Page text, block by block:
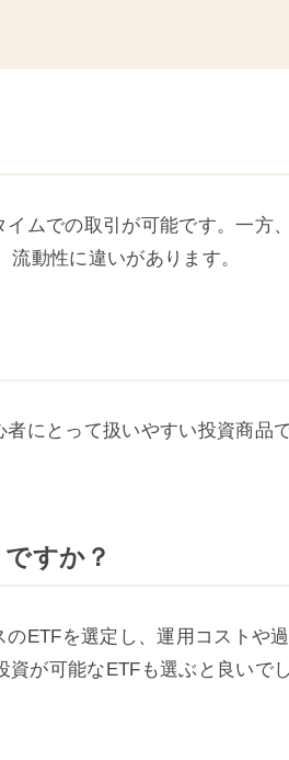
ムでの取引が可能です。一方
動性に違いがあります。
にとって扱いやすい投資商品
すか？
ETFを選定し、運用コストや
が可能なETFも選ぶと良いで